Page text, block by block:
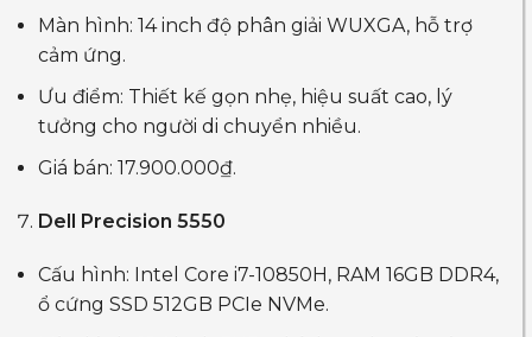
Màn hình: 14 inch độ phân giải WUXGA, hỗ trợ
cảm ứng.
Ưu điểm: Thiết kế gọn nhẹ, hiệu suất cao, lý
tưởng cho người di chuyển nhiều.
Giá bán: 17.900.000₫.
Dell Precision 5550
Cấu hình: Intel Core i7-10850H, RAM 16GB DDR4,
ổ cứng SSD 512GB PCIe NVMe.